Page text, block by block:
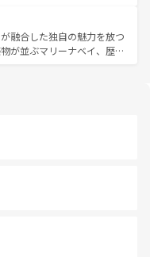
どの季節にも異なる楽しみ
イの人々、仏教を中心とし
が、訪れる旅人を魅了し続
ず。観光スポットが密集し
れるのも魅力。息をのむよ
、香港を存分に楽しみ尽く
融合した独自の魅力を放つ
が並ぶマリーナベイ、歴史
楽しめる外せないスポット